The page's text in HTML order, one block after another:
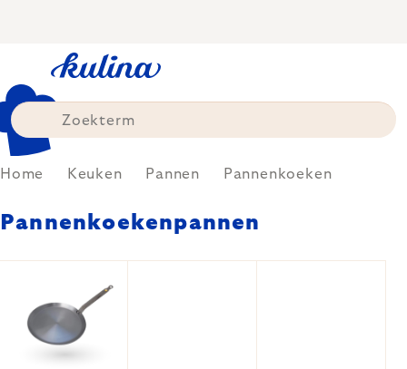
Home Keuken Pannen Pannenkoeken
Pannenkoekenpannen